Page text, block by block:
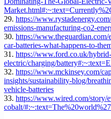
29. https://
emissions-manufacturing-co2-
30. https://
car-batteries-what-happens-to-
31. https://www.ford.co.uk/hybrid-
electric/charging/
32. https://www.mckinsey.com/
insights/sustainability-blog/
vehicle-batteries
33. https://www.wired.com/story/
cobalt/